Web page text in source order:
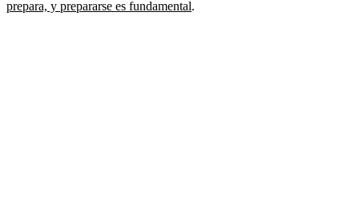
prepara, y prepararse es fundamental.